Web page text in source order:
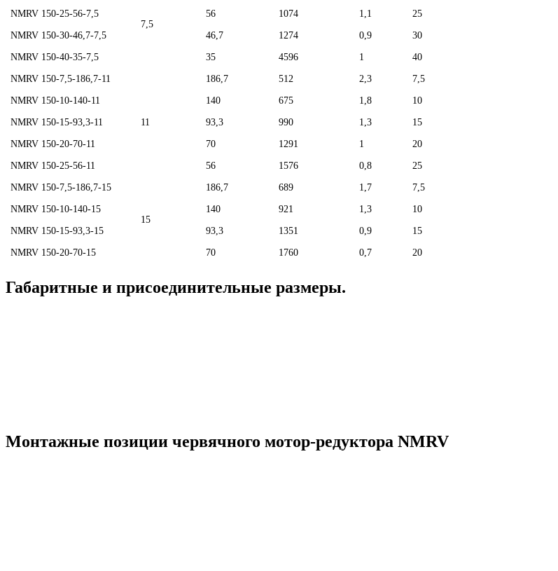
7,5
NMRV 150-25-56-7,5 56 1074 1,1 25
NMRV 150-30-46,7-7,5 46,7 1274 0,9 30
NMRV 150-40-35-7,5 35 4596 1 40
NMRV 150-7,5-186,7-11
11
186,7 512 2,3 7,5
NMRV 150-10-140-11 140 675 1,8 10
NMRV 150-15-93,3-11 93,3 990 1,3 15
NMRV 150-20-70-11 70 1291 1 20
NMRV 150-25-56-11 56 1576 0,8 25
NMRV 150-7,5-186,7-15
15
186,7 689 1,7 7,5
NMRV 150-10-140-15 140 921 1,3 10
NMRV 150-15-93,3-15 93,3 1351 0,9 15
NMRV 150-20-70-15 70 1760 0,7 20
Габаритные и присоединительные размеры.
Монтажные позиции червячного мотор-редуктора NMRV